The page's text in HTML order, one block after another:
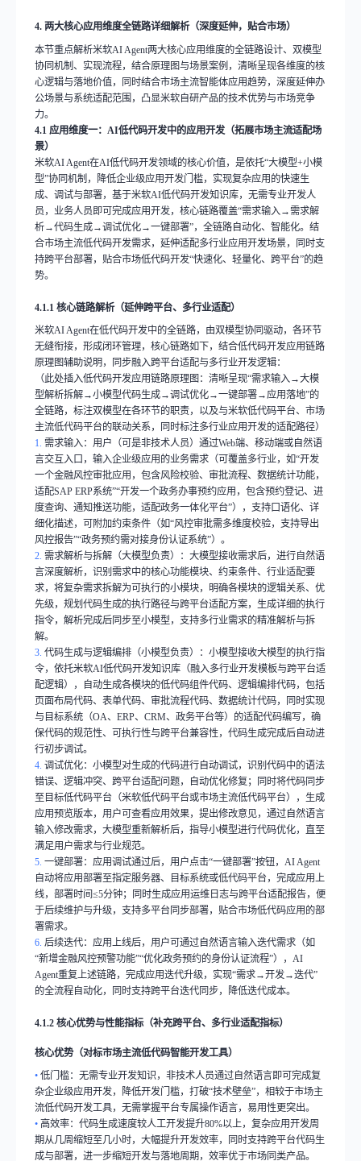
4.两大核心应用维度全链路详细解析（深度延伸，贴合市场）
本节重点解析米软AI Agent两大核心应用维度的全链路设计、双模型
协同机制、实现流程，结合原理图与场景案例，清晰呈现各维度的核
心逻辑与落地价值，同时结合市场主流智能体应用趋势，深度延伸办
公场景与系统适配范围，凸显米软自研产品的技术优势与市场竞争
力。
4.1应用维度一：AI低代码开发中的应用开发（拓展市场主流适配场
景）
米软AI Agent在AI低代码开发领域的核心价值，是依托“大模型+小模
型”协同机制，降低企业级应用开发门槛，实现复杂应用的快速生
成、调试与部署，基于米软AI低代码开发知识库，无需专业开发人
员，业务人员即可完成应用开发，核心链路覆盖“需求输入→需求解
析→代码生成→调试优化→一键部署”，全链路自动化、智能化。结
合市场主流低代码开发需求，延伸适配多行业应用开发场景，同时支
持跨平台部署，贴合市场低代码开发“快速化、轻量化、跨平台”的趋
势。
4.1.1核心链路解析（延伸跨平台、多行业适配）
米软AI Agent在低代码开发中的全链路，由双模型协同驱动，各环节
无缝衔接，形成闭环管理，核心链路如下，结合低代码开发应用链路
原理图辅助说明，同步融入跨平台适配与多行业开发逻辑：
（此处插入低代码开发应用链路原理图：清晰呈现“需求输入→大模
型解析拆解→小模型代码生成→调试优化→一键部署→应用落地”的
全链路，标注双模型在各环节的职责，以及与米软低代码平台、市场
主流低代码平台的联动关系，同时标注多行业应用开发的适配路径）
1.需求输入：用户（可是非技术人员）通过Web端、移动端或自然语
言交互入口，输入企业级应用的业务需求（可覆盖多行业，如“开发
一个金融风控审批应用，包含风险校验、审批流程、数据统计功能，
适配SAP ERP系统”“开发一个政务办事预约应用，包含预约登记、进
度查询、通知推送功能，适配政务一体化平台”），支持口语化、详
细化描述，可附加约束条件（如“风控审批需多维度校验，支持导出
风控报告”“政务预约需对接身份认证系统”）。
2.需求解析与拆解（大模型负责）：大模型接收需求后，进行自然语
言深度解析，识别需求中的核心功能模块、约束条件、行业适配要
求，将复杂需求拆解为可执行的小模块，明确各模块的逻辑关系、优
先级，规划代码生成的执行路径与跨平台适配方案，生成详细的执行
指令，解析完成后同步至小模型，支持多行业需求的精准解析与拆
解。
3.代码生成与逻辑编排（小模型负责）：小模型接收大模型的执行指
令，依托米软AI低代码开发知识库（融入多行业开发模板与跨平台适
配逻辑），自动生成各模块的低代码组件代码、逻辑编排代码，包括
页面布局代码、表单代码、审批流程代码、数据统计代码，同时实现
与目标系统（OA、ERP、CRM、政务平台等）的适配代码编写，确
保代码的规范性、可执行性与跨平台兼容性，代码生成完成后自动进
行初步调试。
4.调试优化：小模型对生成的代码进行自动调试，识别代码中的语法
错误、逻辑冲突、跨平台适配问题，自动优化修复；同时将代码同步
至目标低代码平台（米软低代码平台或市场主流低代码平台），生成
应用预览版本，用户可查看应用效果，提出修改意见，通过自然语言
输入修改需求，大模型重新解析后，指导小模型进行代码优化，直至
满足用户需求与行业规范。
5.一键部署：应用调试通过后，用户点击“一键部署”按钮，AI Agent
自动将应用部署至指定服务器、目标系统或低代码平台，完成应用上
线，部署时间≤5分钟；同时生成应用运维日志与跨平台适配报告，便
于后续维护与升级，支持多平台同步部署，贴合市场低代码应用的部
署需求。
6.后续迭代：应用上线后，用户可通过自然语言输入迭代需求（如
“新增金融风控预警功能”“优化政务预约的身份认证流程”），AI
Agent重复上述链路，完成应用迭代升级，实现“需求→开发→迭代”
的全流程自动化，同时支持跨平台迭代同步，降低迭代成本。
4.1.2核心优势与性能指标（补充跨平台、多行业适配指标）
核心优势（对标市场主流低代码智能开发工具）
• 低门槛：无需专业开发知识，非技术人员通过自然语言即可完成复
杂企业级应用开发，降低开发门槛，打破“技术壁垒”，相较于市场主
流低代码开发工具，无需掌握平台专属操作语言，易用性更突出。
• 高效率：代码生成速度较人工开发提升80%以上，复杂应用开发周
期从几周缩短至几小时，大幅提升开发效率，同时支持跨平台代码生
成与部署，进一步缩短开发与落地周期，效率优于市场同类产品。